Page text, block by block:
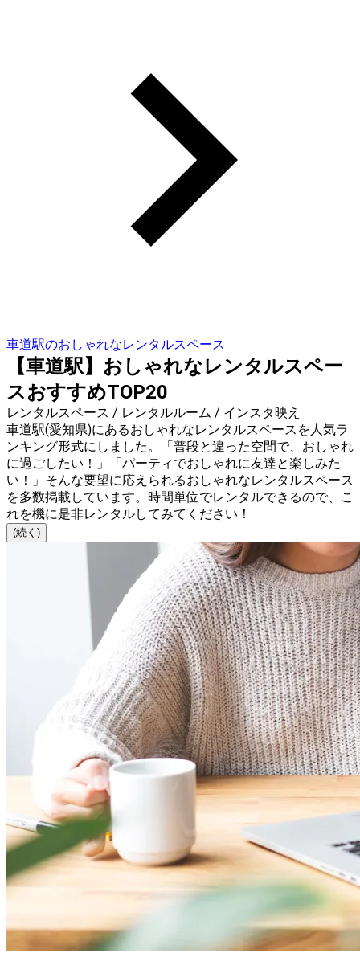
車道駅のおしゃれなレンタルスペース
【車道駅】おしゃれなレンタルスペー
スおすすめTOP20
レンタルスペース / レンタルルーム / インスタ映え
車道駅(愛知県)にあるおしゃれなレンタルスペースを人気ラ
ンキング形式にしました。「普段と違った空間で、おしゃれ
に過ごしたい！」「パーティでおしゃれに友達と楽しみた
い！」そんな要望に応えられるおしゃれなレンタルスペース
を多数掲載しています。時間単位でレンタルできるので、こ
れを機に是非レンタルしてみてください！
(続く)